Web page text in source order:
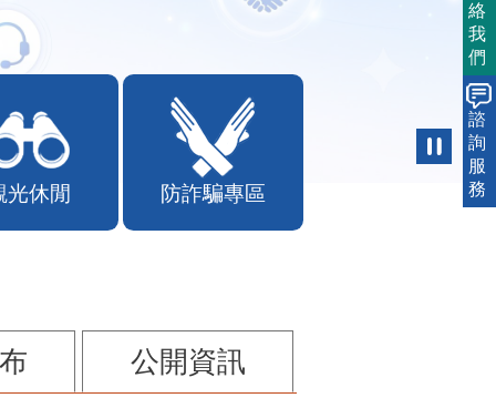
光休閒 防詐騙專區
公開資訊
絡
我
們
諮
詢
服
務